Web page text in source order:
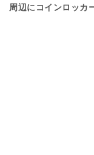
周辺にコインロッカ